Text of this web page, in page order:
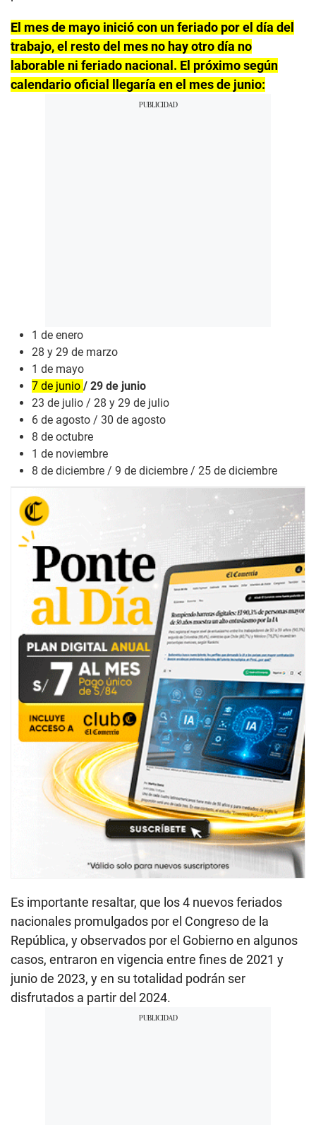
El mes de mayo inició con un feriado por el día del
trabajo, el resto del mes no hay otro día no
laborable ni feriado nacional. El próximo según
calendario oficial llegaría en el mes de junio:
1 de enero
28 y 29 de marzo
1 de mayo
7 de junio / 29 de junio
23 de julio / 28 y 29 de julio
6 de agosto / 30 de agosto
8 de octubre
1 de noviembre
8 de diciembre / 9 de diciembre / 25 de diciembre
Es importante resaltar, que los 4 nuevos feriados
nacionales promulgados por el Congreso de la
República, y observados por el Gobierno en algunos
casos, entraron en vigencia entre fines de 2021 y
junio de 2023, y en su totalidad podrán ser
disfrutados a partir del 2024.